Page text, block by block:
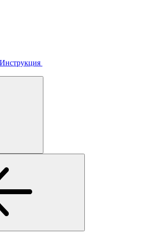
Инструкция